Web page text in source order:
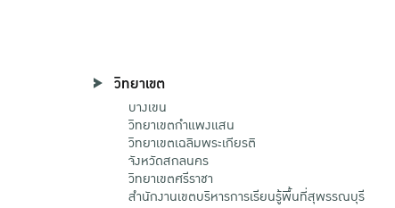
วิทยาเขต
บางเขน
วิทยาเขตกําแพงแสน
วิทยาเขตเฉลิมพระเกียรติ
จังหวัดสกลนคร
วิทยาเขตศรีราชา
สำนักงานเขตบริหารการเรียนรู้พื้นที่สุพรรณบุรี